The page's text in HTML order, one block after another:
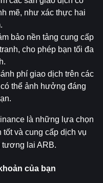
mẽ, như xác thực hai
bảo nền tảng cung cấp
cho phép bạn tối đa
phí giao dịch trên các
thể ảnh hưởng đáng
là những lựa chọn
và cung cấp dịch vụ
tương lai ARB.
của bạn